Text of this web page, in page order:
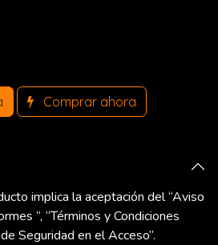
Comprar ahora
implica la aceptación del “Aviso
”, “Términos y Condiciones
Seguridad en el Acceso”.